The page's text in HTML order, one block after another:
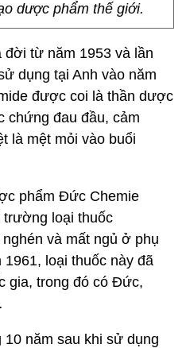
dược phẩm thế giới.
đời từ năm 1953 và lần
dụng tại Anh vào năm
được coi là thần dược
chứng đau đầu, cảm
là mệt mỏi vào buổi
phẩm Đức Chemie
trường loại thuốc
và mất ngủ ở phụ
loại thuốc này đã
gia, trong đó có Đức,
10 năm sau khi sử dụng